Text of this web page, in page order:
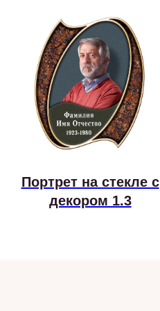
Портрет на стекле с
декором 1.3